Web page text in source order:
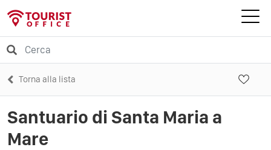
Torna alla lista
Santuario di Santa Maria a
Mare